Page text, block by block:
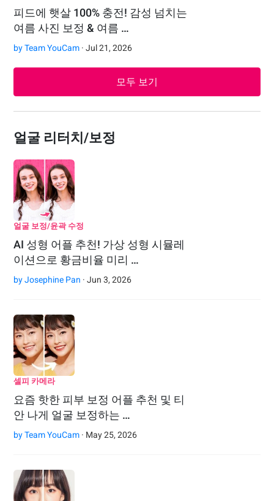
피드에 햇살 100% 충전! 감성 넘치는
여름 사진 보정 & 여름 …
byTeam YouCam · Jul 21, 2026
모두 보기
얼굴 리터치/보정
얼굴 보정/윤곽 수정
AI 성형 어플 추천! 가상 성형 시뮬레
이션으로 황금비율 미리 …
byJosephine Pan · Jun 3, 2026
셀피 카메라
요즘 핫한 피부 보정 어플 추천 및 티
안 나게 얼굴 보정하는 …
byTeam YouCam · May 25, 2026